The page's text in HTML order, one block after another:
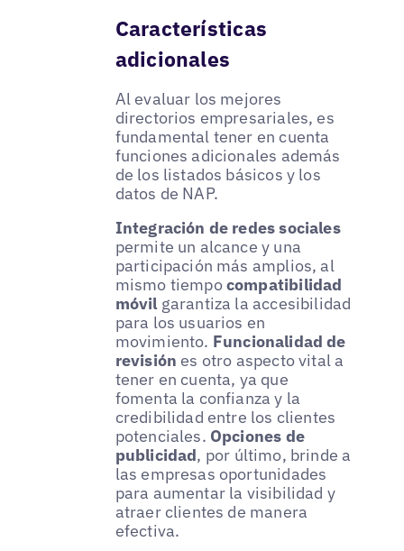
Características
adicionales
Al evaluar los mejores
directorios empresariales, es
fundamental tener en cuenta
funciones adicionales además
de los listados básicos y los
datos de NAP.
Integración de redes sociales
permite un alcance y una
participación más amplios, al
mismo tiempocompatibilidad
móvil garantiza la accesibilidad
para los usuarios en
movimiento. Funcionalidad de
revisión es otro aspecto vital a
tener en cuenta, ya que
fomenta la confianza y la
credibilidad entre los clientes
potenciales. Opciones de
publicidad, por último, brinde a
las empresas oportunidades
para aumentar la visibilidad y
atraer clientes de manera
efectiva.